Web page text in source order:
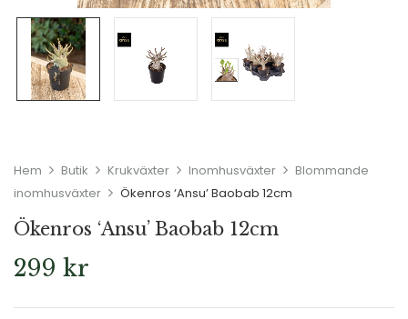
Hem Butik Krukväxter Inomhusväxter
Blommande
inomhusväxter
Ökenros ‘Ansu’ Baobab 12cm
Ökenros ‘Ansu’ Baobab 12cm
299 kr